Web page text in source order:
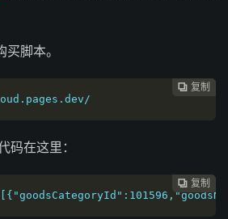
脚本。
 复制
 复制
 复制
 复制
码在这里：
 复制
 复制
 复制